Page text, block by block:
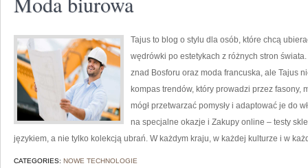
Tajus to blog o stylu dla osób, które chcą
wędrówki po estetykach z różnych stron
znad Bosforu oraz moda francuska, ale Tajus
kompas trendów, który prowadzi przez fasony,
mógł przetwarzać pomysły i adaptować je do
na specjalne okazje i Zakupy online – testy
językiem, a nie tylko kolekcją ubrań. W każdym kraju, w każdej kulturze i w
CATEGORIES: NOWE TECHNOLOGIE